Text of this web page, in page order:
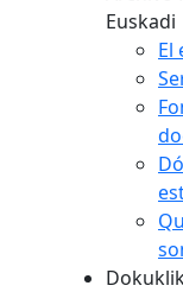
Euskadi
El